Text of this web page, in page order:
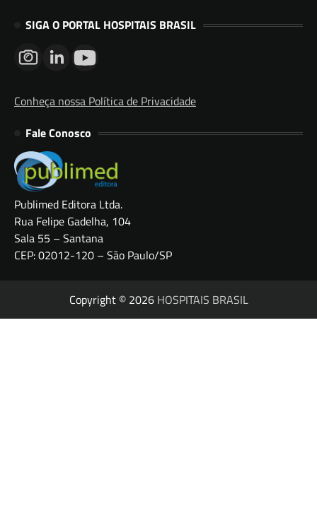
SIGA O PORTAL HOSPITAIS BRASIL
Conheça nossa Política de Privacidade
Fale Conosco
Publimed Editora Ltda.
Rua Felipe Gadelha, 104
Sala 55 – Santana
CEP: 02012-120 – São Paulo/SP
Copyright © 2026 HOSPITAIS BRASIL